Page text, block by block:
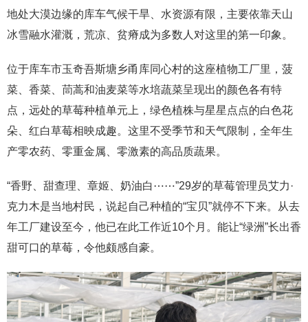
地处大漠边缘的库车气候干旱、水资源有限，主要依靠天山
冰雪融水灌溉，荒凉、贫瘠成为多数人对这里的第一印象。
位于库车市玉奇吾斯塘乡甬库同心村的这座植物工厂里，菠
菜、香菜、茼蒿和油麦菜等水培蔬菜呈现出的颜色各有特
点，远处的草莓种植单元上，绿色植株与星星点点的白色花
朵、红白草莓相映成趣。这里不受季节和天气限制，全年生
产零农药、零重金属、零激素的高品质蔬果。
“香野、甜查理、章姬、奶油白⋯⋯”29岁的草莓管理员艾力·
克力木是当地村民，说起自己种植的“宝贝”就停不下来。从去
年工厂建设至今，他已在此工作近10个月。能让“绿洲”长出香
甜可口的草莓，令他颇感自豪。